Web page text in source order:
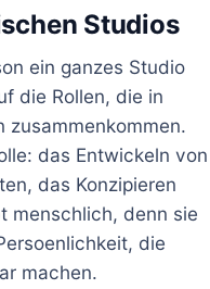
Studios
ein ganzes Studio
die Rollen, die in
zusammenkommen.
das Entwickeln von
das Konzipieren
menschlich, denn sie
die
machen.